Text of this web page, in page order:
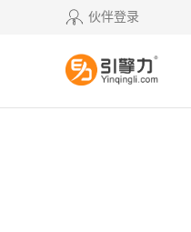
伙伴登录